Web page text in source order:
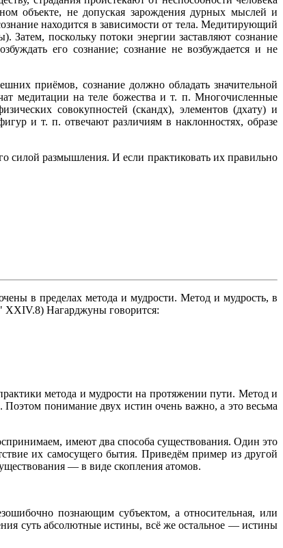
объекте, не допуская зарождения дурных мыслей и
находится в зависимости от тела. Медитирующий
Затем, поскольку потоки энергии заставляют сознание
его сознание; сознание не возбуждается и не
приёмов, сознание должно обладать значительной
медитации на теле божества и т. п. Многочисленные
совокупностей (скандх), элементов (дхату) и
и т. п. отвечают различиям в наклонностях, образе
силой размышления. И если практиковать их правильно
в пределах метода и мудрости. Метод и мудрость, в
XXIV.8) Нагарджуны говорится:
метода и мудрости на протяжении пути. Метод и
Поэтом понимание двух истин очень важно, а это весьма
имеют два способа существования. Один это
их самосущего бытия. Приведём пример из другой
— в виде скопления атомов.
познающим субъектом, а относительная, или
суть абсолютные истины, всё же остальное — истины